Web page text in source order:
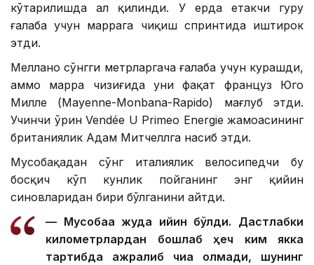
кўтарилишда ҳал қилинди. У ерда етакчи гуруҳ
ғалаба учун маррага чиқиш спринтида иштирок
этди.
Меллано сўнгги метрларгача ғалаба учун курашди,
аммо марра чизиғида уни фақат француз Юго
Милле (Mayenne-Monbana-Rapido) мағлуб этди.
Учинчи ўрин Vendée U Primeo Energie жамоасининг
британиялик Адам Митчеллга насиб этди.
Мусобақадан сўнг италиялик велосипедчи бу
босқич кўп кунлик пойганинг энг қийин
синовларидан бири бўлганини айтди.
— Мусобақа жуда қийин бўлди. Дастлабки
километрлардан бошлаб ҳеч ким якка
тартибда ажралиб чиқа олмади, шунинг